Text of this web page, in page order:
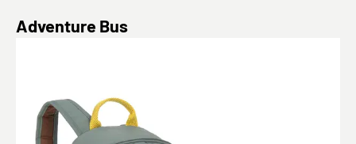
Produktgalerie überspringen
Adventure Bus